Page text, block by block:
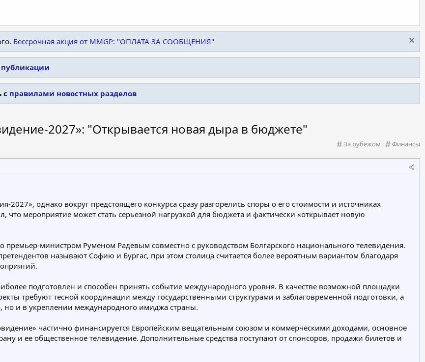
Бессрочная акция от MMGP: "ОПЛАТА ЗА СООБЩЕНИЯ"
публикации
с правилами новостных разделов
2027»: "Открывается новая дыра в бюджете"
К
т
и
я
За рубежом
К
т
Финансы
однако вокруг предстоящего конкурса сразу разгорелись споры о его стоимости и источниках
мероприятие может стать серьезной нагрузкой для бюджета и фактически «открывает новую
министром Руменом Радевым совместно с руководством Болгарского национального телевидения.
называют Софию и Бургас, при этом столица считается более вероятным вариантом благодаря
подготовлен и способен принять событие международного уровня. В качестве возможной площадки
требуют тесной координации между государственными структурами и заблаговременной подготовки, а
но и в укреплении международного имиджа страны.
частично финансируется Европейским вещательным союзом и коммерческими доходами, основное
и ее общественное телевидение. Дополнительные средства поступают от спонсоров, продажи билетов и